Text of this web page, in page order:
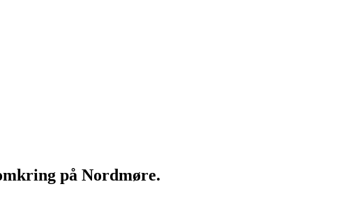
på Nordmøre.